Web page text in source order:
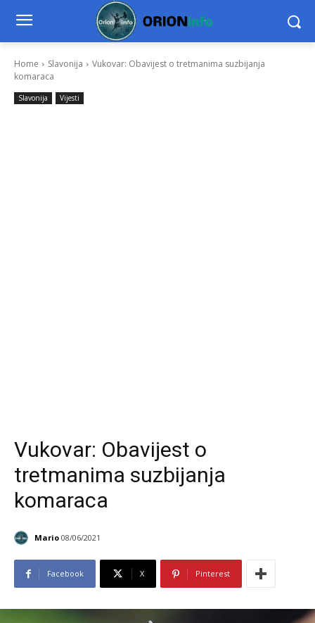
Home Slavonija
Vukovar: Obavijest o tretmanima suzbijanja
komaraca
Slavonija Vijesti
Vukovar: Obavijest o
tretmanima suzbijanja
komaraca
Mario 08/06/2021
Facebook X Pinterest